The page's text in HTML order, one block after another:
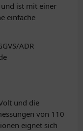
ist mit einer
einfache
ADR
und die
von 110
eignet sich